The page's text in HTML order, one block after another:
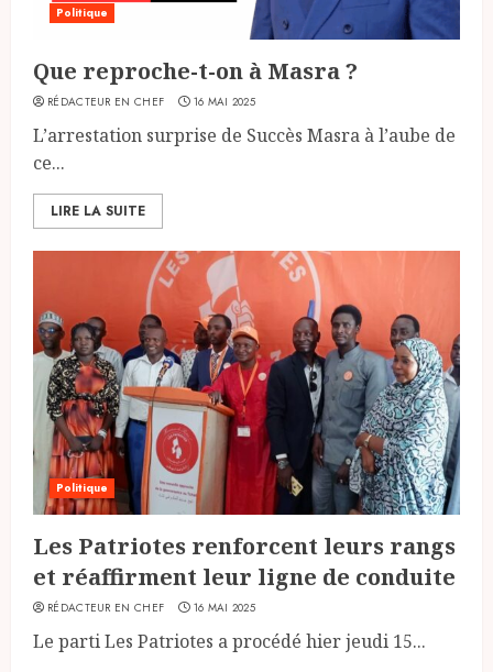
Politique
Que reproche-t-on à Masra ?
RÉDACTEUR EN CHEF 16 MAI 2025
L’arrestation surprise de Succès Masra à l’aube de
ce...
LIRE LA SUITE
Politique
Les Patriotes renforcent leurs rangs
et réaffirment leur ligne de conduite
RÉDACTEUR EN CHEF 16 MAI 2025
Le parti Les Patriotes a procédé hier jeudi 15...